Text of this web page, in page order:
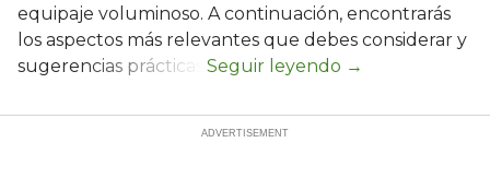
equipaje voluminoso. A continuación, encontrarás
los aspectos más relevantes que debes considerar y
sugerencias prácticas.